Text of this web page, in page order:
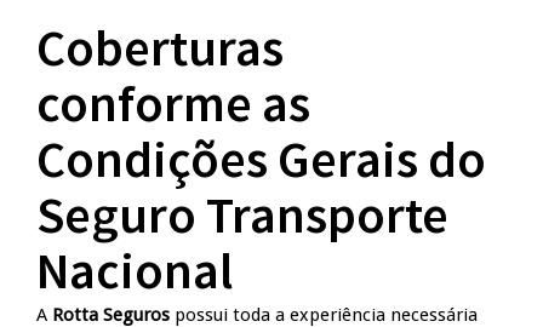
Coberturas
conforme as
Condições Gerais do
Seguro Transporte
Nacional
A Rotta Seguros possui toda a experiência necessária